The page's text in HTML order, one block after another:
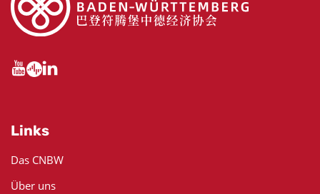
Links
Das CNBW
Über uns